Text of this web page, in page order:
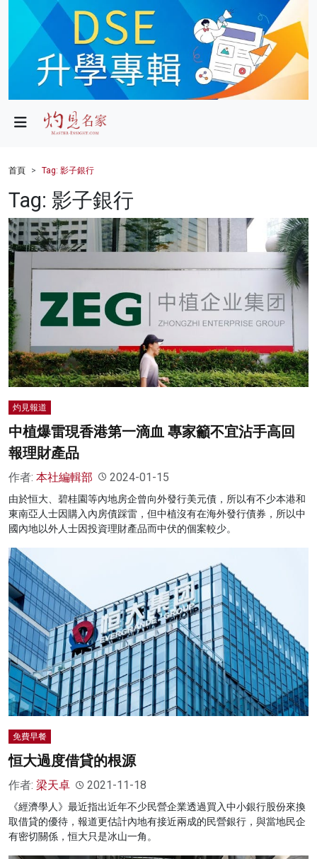
政局
財經
健康
商業
科技
影片
名家榜
灼見活動
首頁 Tag: 影子銀行
Tag: 影子銀行
灼見報道
中植爆雷現香港第一滴血 專家籲不宜沾手高回
報理財產品
作者: 本社編輯部 2024-01-15
由於恒大、碧桂園等內地房企曾向外發行美元債，所以有不少本港和
東南亞人士因購入內房債踩雷，但中植沒有在海外發行債券，所以中
國內地以外人士因投資理財產品而中伏的個案較少。
免費早餐
恒大過度借貸的根源
作者: 梁天卓 2021-11-18
《經濟學人》最近指出近年不少民營企業透過買入中小銀行股份來換
取借貸的優待，報道更估計內地有接近兩成的民營銀行，與當地民企
有密切關係，恒大只是冰山一角。